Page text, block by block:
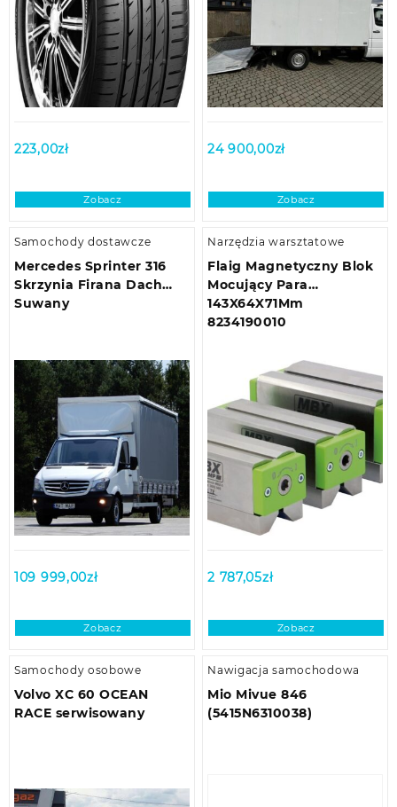
223,00zł
Zobacz
24 900,00zł
Zobacz
Samochody dostawcze
Mercedes Sprinter 316
Skrzynia Firana Dach
Suwany
109 999,00zł
Zobacz
Narzędzia warsztatowe
Flaig Magnetyczny Blok
Mocujący Para
143X64X71Mm
8234190010
2 787,05zł
Zobacz
Samochody osobowe
Volvo XC 60 OCEAN
RACE serwisowany
Nawigacja samochodowa
Mio Mivue 846
(5415N6310038)